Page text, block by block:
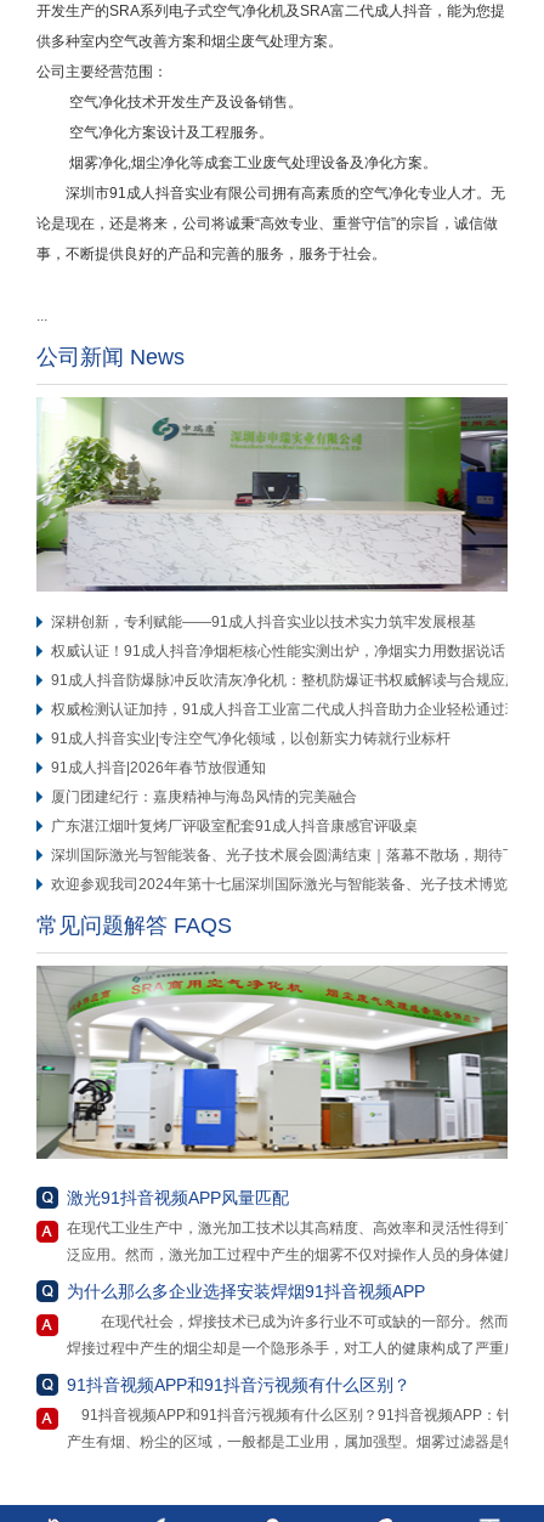
开发生产的SRA系列电子式空气净化机及SRA富二代成人抖音，能为您提
供多种室内空气改善方案和烟尘废气处理方案。
公司主要经营范围：
空气净化技术开发生产及设备销售。
空气净化方案设计及工程服务。
烟雾净化,烟尘净化等成套工业废气处理设备及净化方案。
深圳市91成人抖音实业有限公司拥有高素质的空气净化专业人才。无
论是现在，还是将来，公司将诚秉“高效专业、重誉守信”的宗旨，诚信做
事，不断提供良好的产品和完善的服务，服务于社会。
公司新闻 News
深耕创新，专利赋能——91成人抖音实业以技术实力筑牢发展根基
权威认证！91成人抖音净烟柜核心性能实测出炉，净烟实力用数据说话
91成人抖音防爆脉冲反吹清灰净化机：整机防爆证书权威解读与合规应用
权威检测认证加持，91成人抖音工业富二代成人抖音助力企业轻松通过环评
91成人抖音实业|专注空气净化领域，以创新实力铸就行业标杆
91成人抖音|2026年春节放假通知
厦门团建纪行：嘉庚精神与海岛风情的完美融合
广东湛江烟叶复烤厂评吸室配套91成人抖音康感官评吸桌
深圳国际激光与智能装备、光子技术展会圆满结束｜落幕不散场，期待下次
欢迎参观我司2024年第十七届深圳国际激光与智能装备、光子技术博览会展
常见问题解答 FAQS
激光91抖音视频APP风量匹配
在现代工业生产中，激光加工技术以其高精度、高效率和灵活性得到了广
泛应用。然而，激光加工过程中产生的烟雾不仅对操作人员的身体健康构
成威胁，还可能对环境造成污染。为了解决这一问题，激光91抖音视频
量匹配常常被忽视，而这一因素实则至关重要，因为无论是“大材小用”还
是“力不从心”，都可能带来一系列的问题和不良后果。
“大材小用”是指选择了远超实际需求的大风量激光91抖音视频APP。这种
情况下，虽然看似净化效果会得到极大保障，但实际上存在诸多弊端。从
成本角度来看，大风量的净化器通常价格更高，购买成本会大幅增加。而
为什么那么多企业选择安装焊烟91抖音视频APP
在现代社会，焊接技术已成为许多行业不可或缺的一部分。然而，
焊接过程中产生的烟尘却是一个隐形杀手，对工人的健康构成了严重威
胁。为了保护工人的健康，提高生产效率，安装焊烟91抖音视频APP势在
首先，焊烟91抖音视频APP能够有效地过滤和清除焊接过程中产生
的有害物质。焊接烟尘中含有大量的重金属、颗粒物和有机化合物，长期
接91抖音污视频能够有效地清除这些有害物质，保护工人的身体健康。
91抖音视频APP和91抖音污视频有什么区别？
91抖音视频APP和91抖音污视频有什么区别？91抖音视频APP：针对
产生有烟、粉尘的区域，一般都是工业用，属加强型。烟雾过滤器是物理